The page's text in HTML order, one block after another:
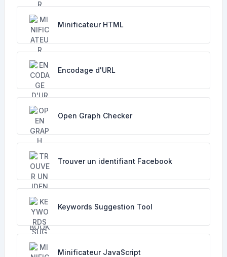
Minificateur HTML
Encodage d'URL
Open Graph Checker
Trouver un identifiant Facebook
Keywords Suggestion Tool
Minificateur JavaScript